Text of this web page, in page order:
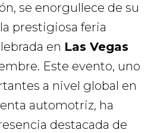
se enorgullece de su
prestigiosa feria
en Las Vegas
Este evento, uno
a nivel global en
automotriz, ha
destacada de